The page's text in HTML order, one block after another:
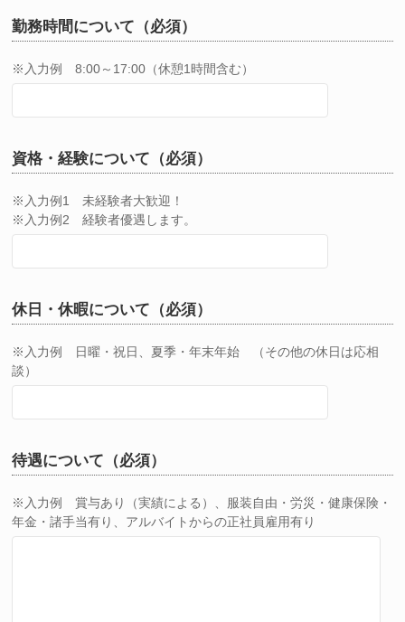
勤務時間について（必須）
※入力例 8:00～17:00（休憩1時間含む）
資格・経験について（必須）
※入力例1 未経験者大歓迎！
※入力例2 経験者優遇します。
休日・休暇について（必須）
※入力例 日曜・祝日、夏季・年末年始 （その他の休日は応相
談）
待遇について（必須）
※入力例 賞与あり（実績による）、服装自由・労災・健康保険・
年金・諸手当有り、アルバイトからの正社員雇用有り